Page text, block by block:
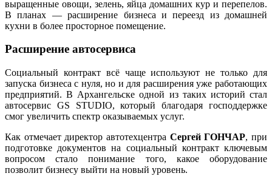
выращенные овощи, зелень, яйца домашних кур и перепелов.
В планах — расширение бизнеса и переезд из домашней
кухни в более просторное помещение.
Расширение автосервиса
Социальный контракт всё чаще используют не только для
запуска бизнеса с нуля, но и для расширения уже работающих
предприятий. В Архангельске одной из таких историй стал
автосервис GS STUDIO, который благодаря господдержке
смог увеличить спектр оказываемых услуг.
Как отмечает директор автотехцентра Сергей ГОНЧАР, при
подготовке документов на социальный контракт ключевым
вопросом стало понимание того, какое оборудование
позволит бизнесу выйти на новый уровень.